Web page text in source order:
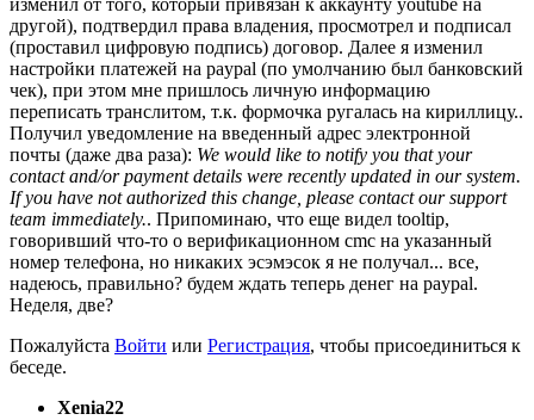
изменил от того, который привязан к аккаунту youtube на
другой), подтвердил права владения, просмотрел и подписал
(проставил цифровую подпись) договор. Далее я изменил
настройки платежей на paypal (по умолчанию был банковский
чек), при этом мне пришлось личную информацию
переписать транслитом, т.к. формочка ругалась на кириллицу..
Получил уведомление на введенный адрес электронной
почты (даже два раза): We would like to notify you that your
contact and/or payment details were recently updated in our system.
If you have not authorized this change, please contact our support
team immediately.. Припоминаю, что еще видел tooltip,
говоривший что-то о верификационном cmc на указанный
номер телефона, но никаких эсэмэсок я не получал... все,
надеюсь, правильно? будем ждать теперь денег на paypal.
Неделя, две?
Пожалуйста Войти или Регистрация, чтобы присоединиться к
беседе.
Xenia22